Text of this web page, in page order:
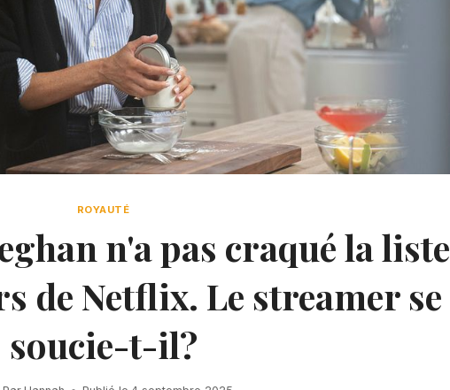
ROYAUTÉ
n'a pas craqué la liste
de Netflix. Le streamer se
soucie-t-il?